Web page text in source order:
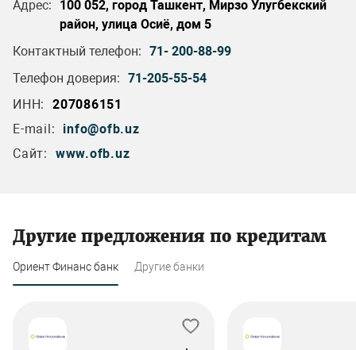
Адрес:
100 052, город Ташкент, Мирзо Улугбекский
район, улица Осиё, дом 5
Контактный телефон: 71- 200-88-99
Телефон доверия: 71-205-55-54
ИНН:
207086151
E-mail:
info@ofb.uz
Сайт:
www.ofb.uz
Другие предложения по кредитам
Ориент Финанс банк Другие банки